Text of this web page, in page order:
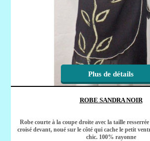
Plus de détails
ROBE SANDRA NOIR
Robe courte à la coupe droite avec la taille
croisé devant, noué sur le côté qui cache le petit
chic. 100% rayonne